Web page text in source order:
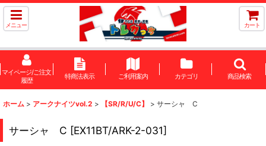
メニュー カート
マイページ/ご注文
履歴
特商法表示 ご利用案内 カテゴリ 商品検索
ホーム > アークナイツvol.2 > 【SR/R/U/C】 > サーシャ C
サーシャ C [EX11BT/ARK-2-031]